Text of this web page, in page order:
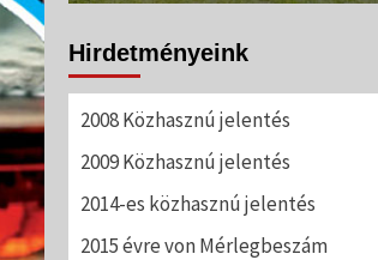
Hirdetményeink
2008 Közhasznú jelentés
2009 Közhasznú jelentés
2014-es közhasznú jelentés
2015 évre von Mérlegbeszám